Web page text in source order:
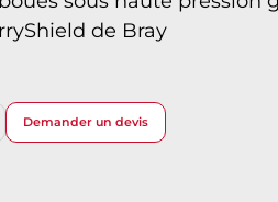
de Bray
Demander un devis